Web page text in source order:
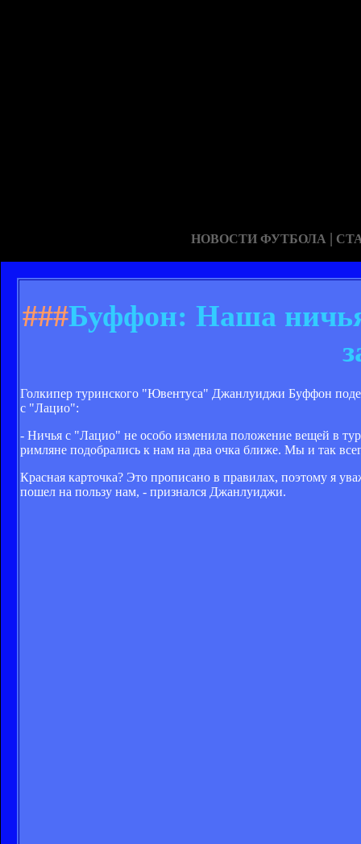
НОВОСТИ ФУТБОЛА |
###Буффон: Наша ничья
Голкипер туринского "Ювентуса" Джанлуиджи Буффон
с "Лацио":
- Ничья с "Лацио" не особо изменила положение вещей в
римляне подобрались к нам на два очка ближе. Мы и так
Красная карточка? Это прописано в правилах, поэтому я
пошел на пользу нам, - признался Джанлуиджи.